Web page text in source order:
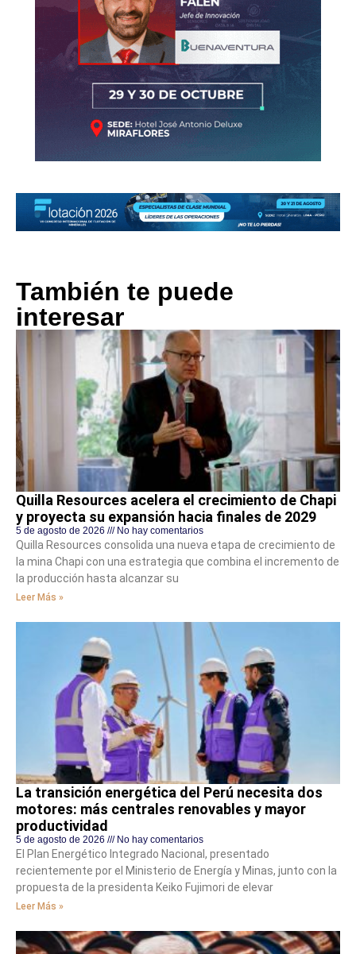
También te puede
interesar
Quilla Resources acelera el crecimiento de Chapi
y proyecta su expansión hacia finales de 2029
5 de agosto de 2026 No hay comentarios
Quilla Resources consolida una nueva etapa de crecimiento de
la mina Chapi con una estrategia que combina el incremento de
la producción hasta alcanzar su
Leer Más »
La transición energética del Perú necesita dos
motores: más centrales renovables y mayor
productividad
5 de agosto de 2026 No hay comentarios
El Plan Energético Integrado Nacional, presentado
recientemente por el Ministerio de Energía y Minas, junto con la
propuesta de la presidenta Keiko Fujimori de elevar
Leer Más »